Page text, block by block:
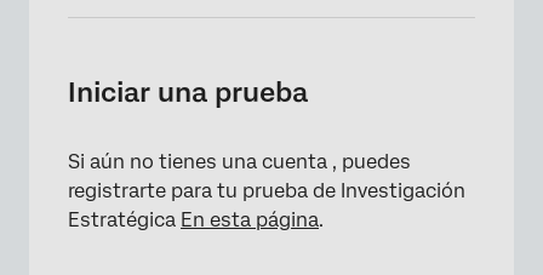
Iniciar una prueba
Si aún no tienes una cuenta , puedes
registrarte para tu prueba de Investigación
Estratégica En esta página.